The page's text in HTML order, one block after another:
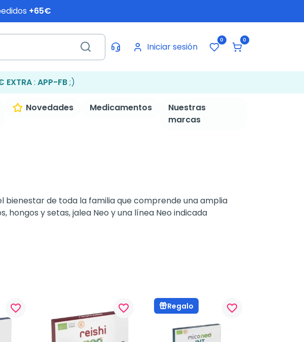
+65€
Iniciar sesión
0 0
EXTRA: APP-FB;)
Novedades Medicamentos
Nuestras
marcas
de toda la familia que comprende una amplia
y setas, jalea Neo y una línea Neo indicada
favorite_border favorite_border Regalo favorite_border